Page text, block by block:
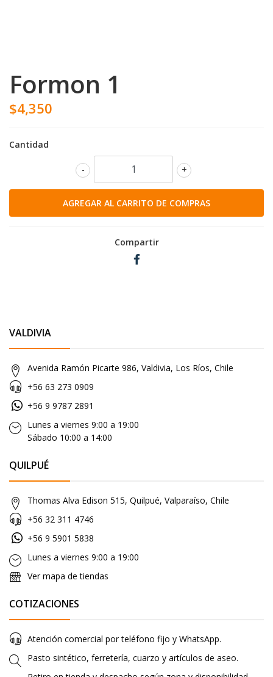
Formon 1
$4,350
Cantidad
+
-
Compartir
VALDIVIA
Avenida Ramón Picarte 986, Valdivia, Los Ríos, Chile
+56 63 273 0909
+56 9 9787 2891
Lunes a viernes 9:00 a 19:00
Sábado 10:00 a 14:00
QUILPUÉ
Thomas Alva Edison 515, Quilpué, Valparaíso, Chile
+56 32 311 4746
+56 9 5901 5838
Lunes a viernes 9:00 a 19:00
Ver mapa de tiendas
COTIZACIONES
Atención comercial por teléfono fijo y WhatsApp.
Pasto sintético, ferretería, cuarzo y artículos de aseo.